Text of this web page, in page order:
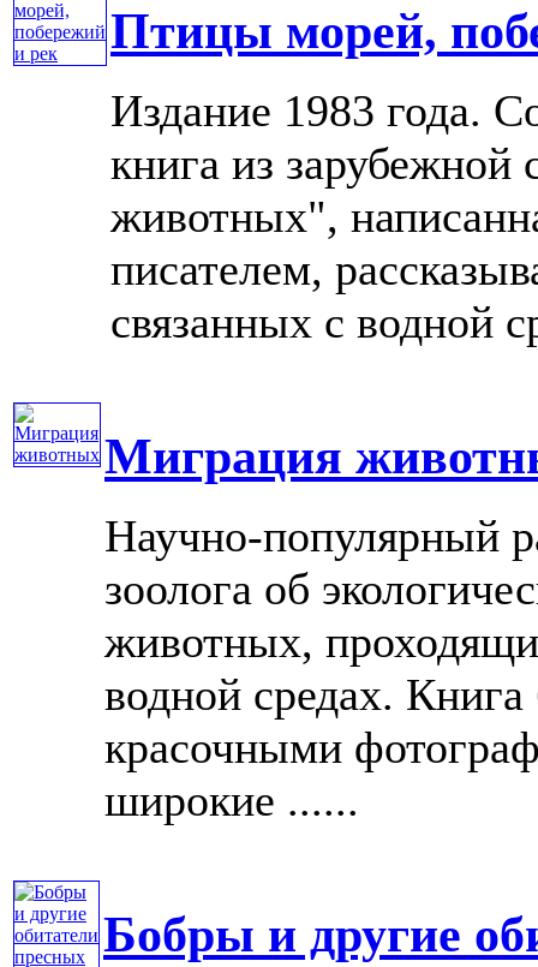
Птицы морей,
Издание 1983 года.
книга из
животных",
писателем,
связанных с водной
Миграция
Научно-популярный
зоолога об
животных,
водной средах.
красочными
широкие ......
Бобры и другие